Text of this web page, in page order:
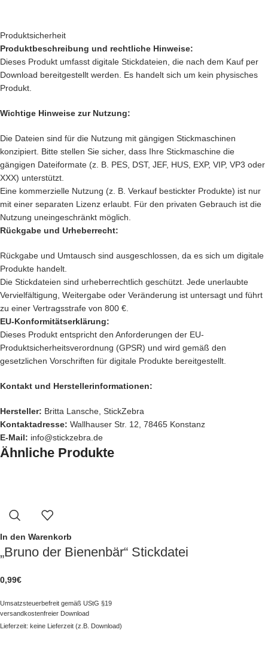
Produktsicherheit
Produktbeschreibung und rechtliche Hinweise:
Dieses Produkt umfasst digitale Stickdateien, die nach dem Kauf per
Download bereitgestellt werden. Es handelt sich um kein physisches
Produkt.
Wichtige Hinweise zur Nutzung:
Die Dateien sind für die Nutzung mit gängigen Stickmaschinen
konzipiert. Bitte stellen Sie sicher, dass Ihre Stickmaschine die
gängigen Dateiformate (z. B. PES, DST, JEF, HUS, EXP, VIP, VP3 oder
XXX) unterstützt.
Eine kommerzielle Nutzung (z. B. Verkauf bestickter Produkte) ist nur
mit einer separaten Lizenz erlaubt. Für den privaten Gebrauch ist die
Nutzung uneingeschränkt möglich.
Rückgabe und Urheberrecht:
Rückgabe und Umtausch sind ausgeschlossen, da es sich um digitale
Produkte handelt.
Die Stickdateien sind urheberrechtlich geschützt. Jede unerlaubte
Vervielfältigung, Weitergabe oder Veränderung ist untersagt und führt
zu einer Vertragsstrafe von 800 €.
EU-Konformitätserklärung:
Dieses Produkt entspricht den Anforderungen der EU-
Produktsicherheitsverordnung (GPSR) und wird gemäß den
gesetzlichen Vorschriften für digitale Produkte bereitgestellt.
Kontakt und Herstellerinformationen:
Hersteller: Britta Lansche, StickZebra
Kontaktadresse: Wallhauser Str. 12, 78465 Konstanz
E-Mail: info@stickzebra.de
Ähnliche Produkte
In den Warenkorb
„Bruno der Bienenbär“ Stickdatei
0,99€
Umsatzsteuerbefreit gemäß UStG §19
versandkostenfreier Download
Lieferzeit: keine Lieferzeit (z.B. Download)